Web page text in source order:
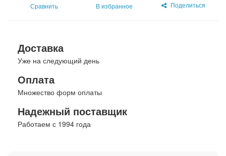
Сравнить В избранное Поделиться
Доставка
Уже на следующий день
Оплата
Множество форм оплаты
Надежный поставщик
Работаем с 1994 года